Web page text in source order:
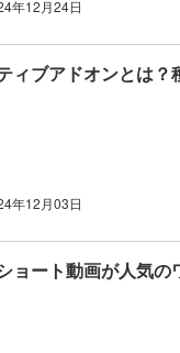
年12月24日
ィブアドオンとは
年12月03日
ョート動画が人気の